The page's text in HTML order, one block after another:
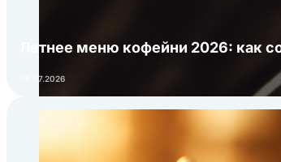
Летнее меню кофейни 2026: как
06.07.2026